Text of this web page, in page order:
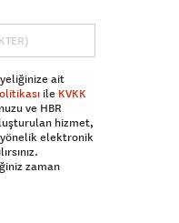
ait
ile KVKK
ve HBR
hizmet,
elektronik
zaman